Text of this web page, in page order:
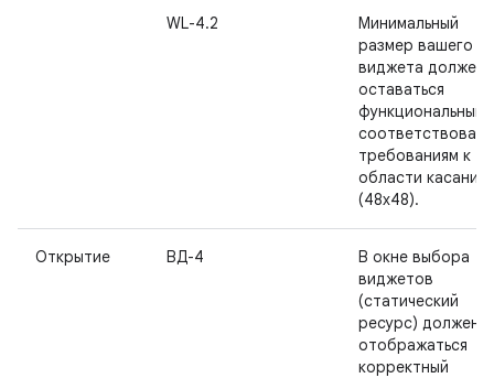
WL-4.2
Минимальный
размер вашего
виджета должен
оставаться
функциональным
соответствовать
требованиям к
области касания
(48x48).
Открытие ВД-4
В окне выбора
виджетов
(статический
ресурс) должен
отображаться
корректный